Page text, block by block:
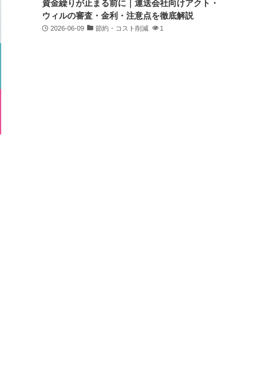
資金繰りが止まる前に｜運送会社向けアクト・
ウィルの審査・金利・注意点を徹底解説
2026-06-09 節約・コスト削減 1